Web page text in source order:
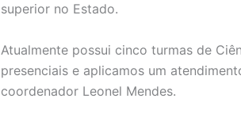
superior no Estado.
Atualmente possui cinco turmas de
presenciais e aplicamos um
coordenador Leonel Mendes.